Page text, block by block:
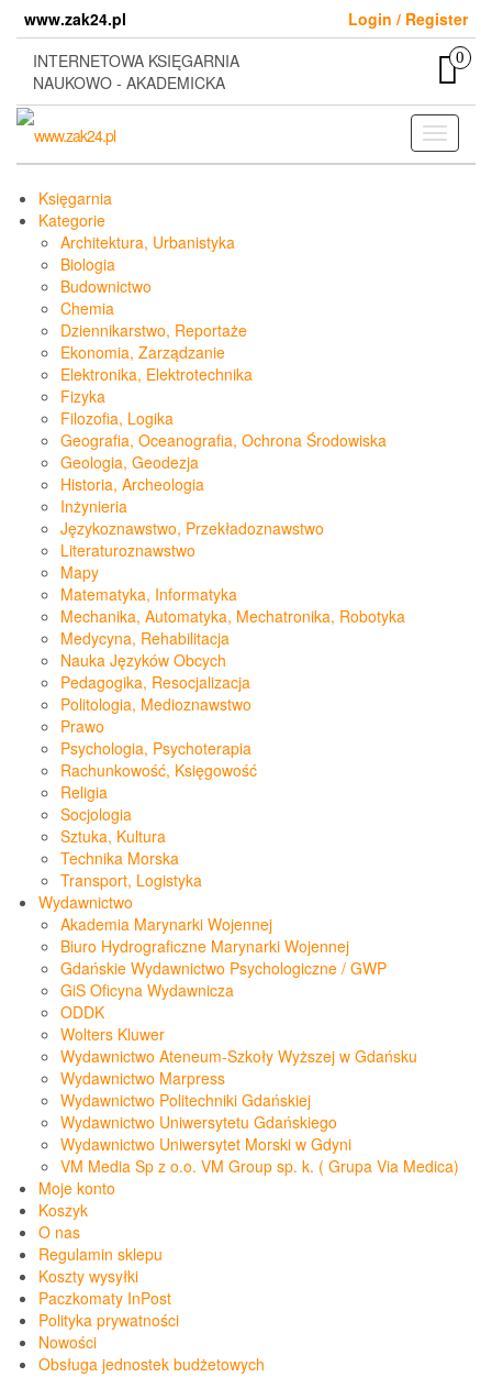
content
www.zak24.pl
Login / Register
INTERNETOWA KSIĘGARNIA
NAUKOWO - AKADEMICKA
0
Toggle
Księgarnia
Kategorie
Architektura, Urbanistyka
Biologia
Budownictwo
Chemia
Dziennikarstwo, Reportaże
Ekonomia, Zarządzanie
Elektronika, Elektrotechnika
Fizyka
Filozofia, Logika
Geografia, Oceanografia, Ochrona Środowiska
Geologia, Geodezja
Historia, Archeologia
Inżynieria
Językoznawstwo, Przekładoznawstwo
Literaturoznawstwo
Mapy
Matematyka, Informatyka
Mechanika, Automatyka, Mechatronika, Robotyka
Medycyna, Rehabilitacja
Nauka Języków Obcych
Pedagogika, Resocjalizacja
Politologia, Medioznawstwo
Prawo
Psychologia, Psychoterapia
Rachunkowość, Księgowość
Religia
Socjologia
Sztuka, Kultura
Technika Morska
Transport, Logistyka
Wydawnictwo
Akademia Marynarki Wojennej
Biuro Hydrograficzne Marynarki Wojennej
Gdańskie Wydawnictwo Psychologiczne / GWP
GiS Oficyna Wydawnicza
ODDK
Wolters Kluwer
Wydawnictwo Ateneum-Szkoły Wyższej w Gdańsku
Wydawnictwo Marpress
Wydawnictwo Politechniki Gdańskiej
Wydawnictwo Uniwersytetu Gdańskiego
Wydawnictwo Uniwersytet Morski w Gdyni
VM Media Sp z o.o. VM Group sp. k. ( Grupa Via Medica)
Moje konto
Koszyk
O nas
Regulamin sklepu
Koszty wysyłki
Paczkomaty InPost
Polityka prywatności
Nowości
Obsługa jednostek budżetowych